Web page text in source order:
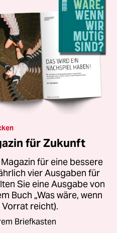
für Zukunft
für eine bessere
vier Ausgaben für
Sie eine Ausgabe von
Buch „Was wäre, wenn
reicht).
Briefkasten